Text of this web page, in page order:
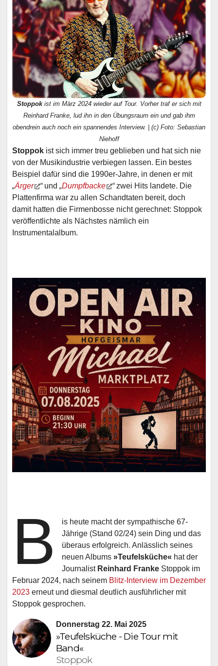
Stoppok ist im März 2024 wieder auf Tour. Vorher traf er sich mit
Reinhard Franke, lud ihn in den Übungsraum ein und gab ihm
obendrein auch noch ein spannendes Interview. | (c) Foto: Sebastian
Niehoff
Stoppok ist sich immer treu geblieben und hat sich nie
von der Musikindustrie verbiegen lassen. Ein bestes
Beispiel dafür sind die 1990er-Jahre, in denen er mit
„Ärger “und „Dumpfbacke “zwei Hits landete. Die
Plattenfirma war zu allen Schandtaten bereit, doch
damit hatten die Firmenbosse nicht gerechnet: Stoppok
veröffentlichte als Nächstes nämlich ein
Instrumentalalbum.
B
is heute macht der sympathische 67-
Jährige (Stand 02/24) sein Ding und das
überaus erfolgreich. Anlässlich seines
neuen Albums»Teufelsküche« hat der
Journalist Reinhard Franke Stoppok im
Februar 2024, nach seinem Blitz-Interview im Dezember
2023 erneut und diesmal deutlich ausführlicher mit
Stoppok gesprochen.
Donnerstag 22. Mai 2025
»Teufelsküche - Die Tour mit
Band«
Stoppok